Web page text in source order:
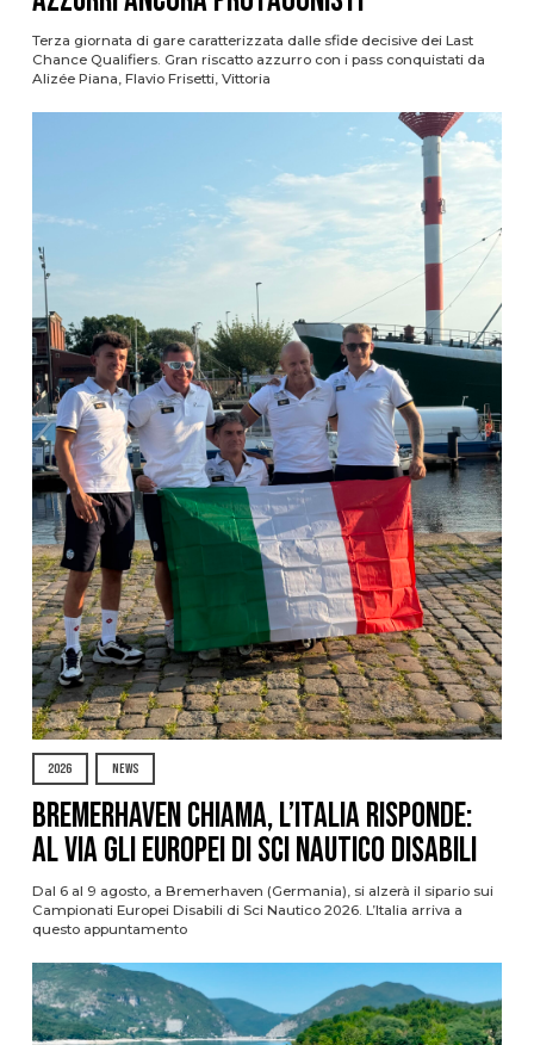
Terza giornata di gare caratterizzata dalle sfide decisive dei Last
Chance Qualifiers. Gran riscatto azzurro con i pass conquistati da
Alizée Piana, Flavio Frisetti, Vittoria
2026 NEWS
Bremerhaven chiama, l’Italia risponde:
al via gli Europei di Sci Nautico Disabili
Dal 6 al 9 agosto, a Bremerhaven (Germania), si alzerà il sipario sui
Campionati Europei Disabili di Sci Nautico 2026. L’Italia arriva a
questo appuntamento